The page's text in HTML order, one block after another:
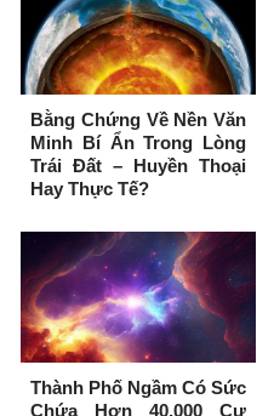
Bằng Chứng Về Nền Văn
Minh Bí Ẩn Trong Lòng
Trái Đất – Huyền Thoại
Hay Thực Tế?
Thành Phố Ngầm Có Sức
Chứa Hơn 40.000 Cư